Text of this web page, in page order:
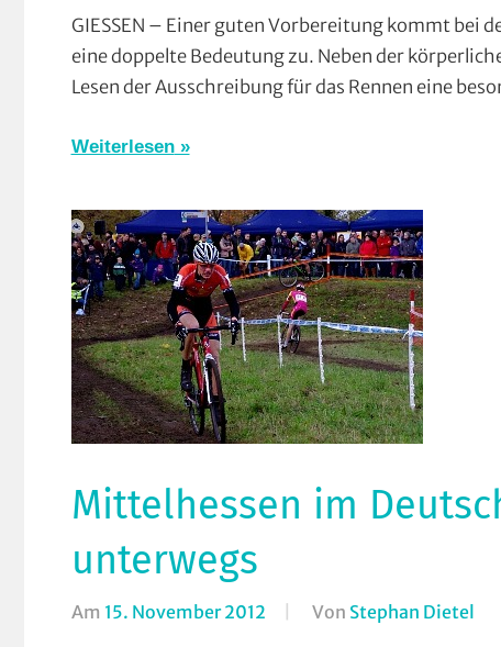
GIESSEN – Einer guten Vorbereitung kommt bei
eine doppelte Bedeutung zu. Neben der
Lesen der Ausschreibung für das Rennen eine
Weiterlesen
Mittelhessen im
unterwegs
Am 15. November 2012 Von Stephan Dietel